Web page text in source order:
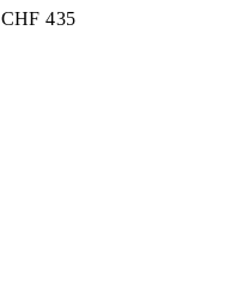
CHF 435